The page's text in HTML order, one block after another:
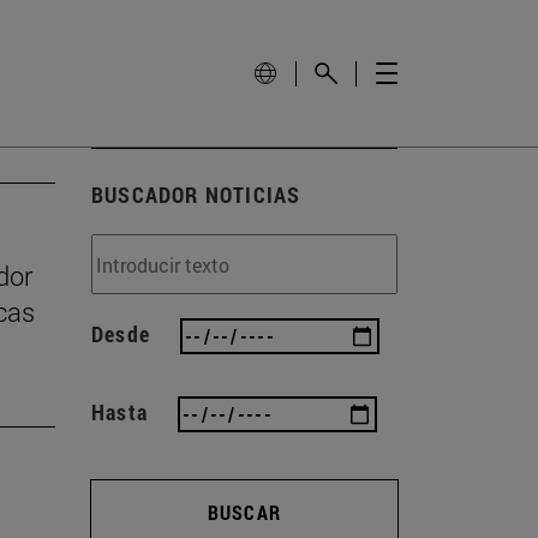
BUSCADOR NOTICIAS
Desde
Hasta
BUSCAR